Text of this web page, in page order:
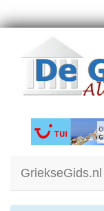
GriekseGids.nl